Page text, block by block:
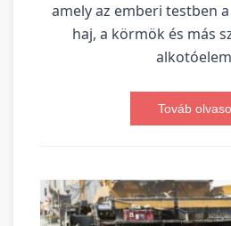
amely az emberi testben
haj, a körmök és más
Továb